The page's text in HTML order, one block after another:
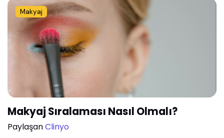
Makyaj
Makyaj Sıralaması Nasıl Olmalı?
PaylaşanClinyo